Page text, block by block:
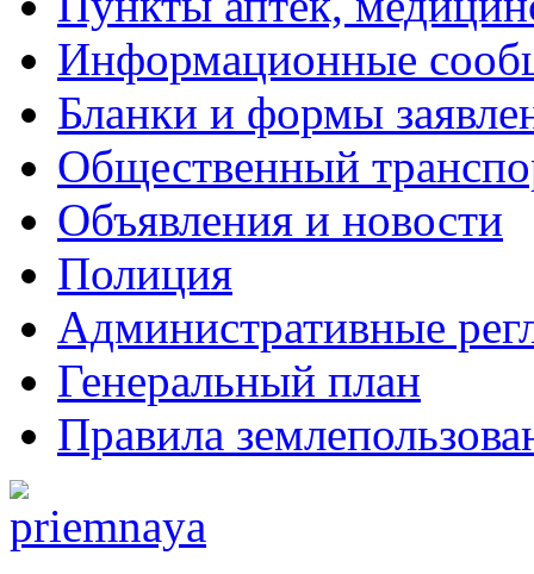
Информационные
Бланки и формы
Общественный
Объявления и новости
Полиция
Административные
Генеральный план
Правила